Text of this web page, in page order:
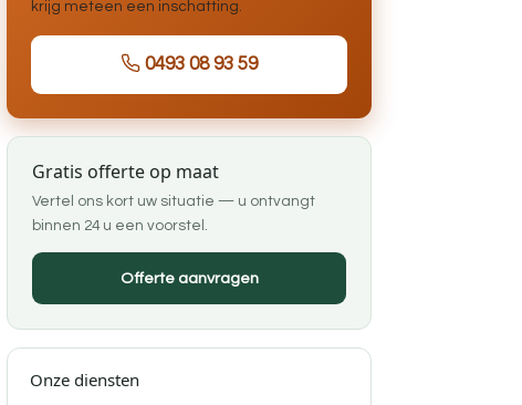
krijg meteen een inschatting.
0493 08 93 59
Gratis offerte op maat
Vertel ons kort uw situatie — u ontvangt
binnen 24 u een voorstel.
Offerte aanvragen
Onze diensten